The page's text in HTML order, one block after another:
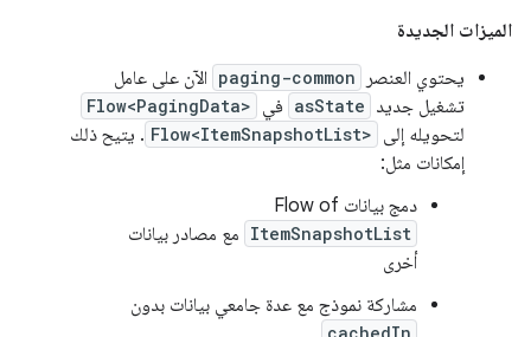
الميزات الجديدة
يحتوي العنصر
paging-common الآن على عامل
تشغيل جديد asState في Flow<PagingData>
لتحويله إلى Flow<ItemSnapshotList> . يتيح ذلك
إمكانات مثل:
دمج بيانات Flow of
ItemSnapshotList مع مصادر بيانات
أخرى
مشاركة نموذج مع عدة جامعي بيانات بدون